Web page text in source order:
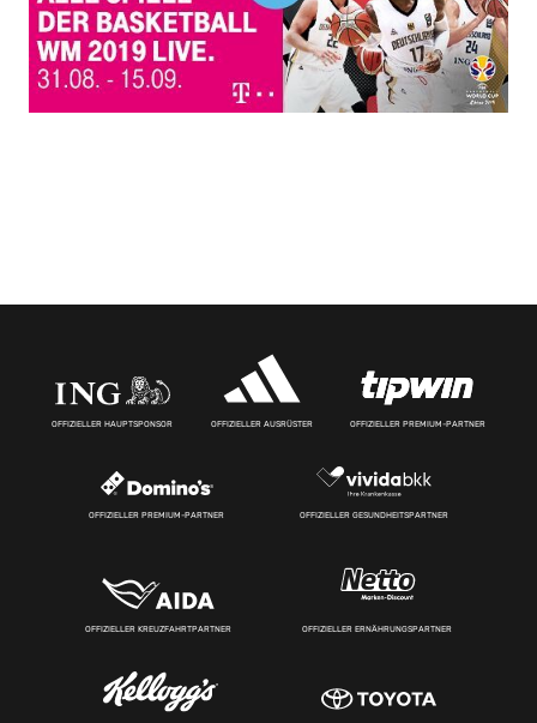
OFFIZIELLER HAUPTSPONSOR OFFIZIELLER AUSRÜSTER OFFIZIELLER PREMIUM-PARTNER
OFFIZIELLER PREMIUM-PARTNER OFFIZIELLER GESUNDHEITSPARTNER
OFFIZIELLER KREUZFAHRTPARTNER OFFIZIELLER ERNÄHRUNGSPARTNER